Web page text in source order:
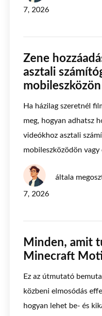
7, 2026
Zene
asztali
Ha házilag szeretnél
meg, hogyan adhatsz
videókhoz asztali
mobileszközödön vagy
általa
7, 2026
Minden, amit
Minecraft
Ez az útmutató
közbeni elmosódás
hogyan lehet be- és